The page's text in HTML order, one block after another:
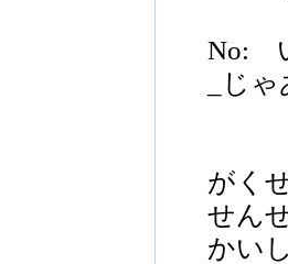
No:
_じ
がく
せん
かい